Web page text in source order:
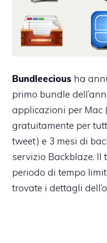
Bundleecious ha
primo bundle
applicazioni per Mac
gratuitamente per
tweet) e 3 mesi di
servizio Backblaze. Il
periodo di tempo
trovate i dettagli